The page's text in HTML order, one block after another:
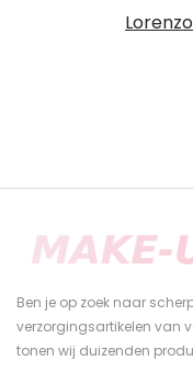
Ben je op zoek naar
verzorgingsartikelen van
tonen wij duizenden